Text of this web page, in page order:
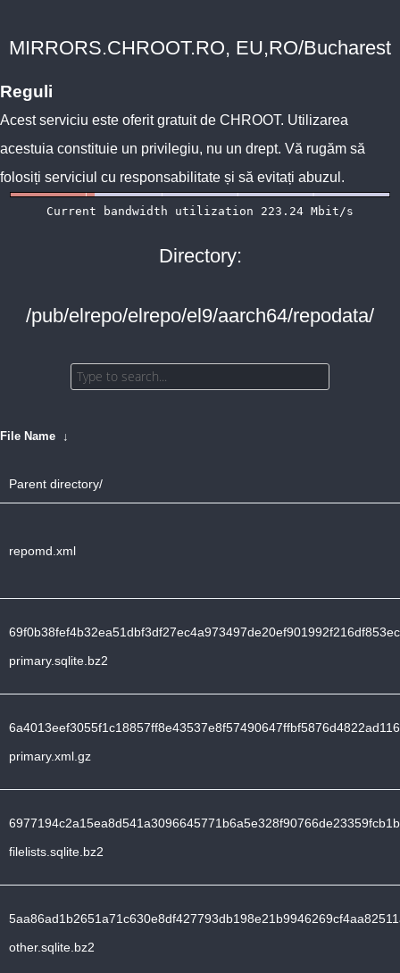
MIRRORS.CHROOT.RO, EU,RO/Bucharest
Reguli
Acest serviciu este oferit gratuit de CHROOT. Utilizarea
acestuia constituie un privilegiu, nu un drept. Vă rugăm să
folosiți serviciul cu responsabilitate și să evitați abuzul.
Directory:
/pub/elrepo/elrepo/el9/aarch64/repodata/
File Name ↓
Parent directory/
repomd.xml
primary.sqlite.bz2
primary.xml.gz
filelists.sqlite.bz2
other.sqlite.bz2